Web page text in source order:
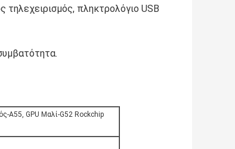
τηλεχειρισμός, πληκτρολόγιο USB
A55, GPU Μαλί-G52 Rockchip